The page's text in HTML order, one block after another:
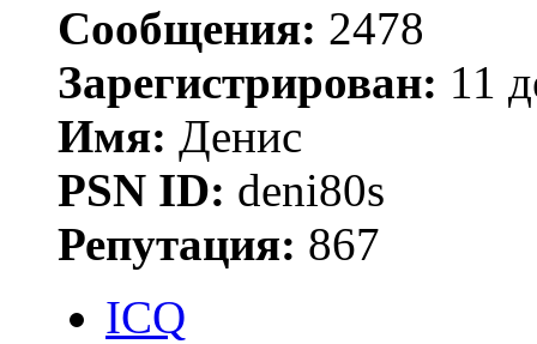
Сообщения: 2478
Зарегистрирован: 11
Имя: Денис
PSN ID: deni80s
Репутация: 867
ICQ